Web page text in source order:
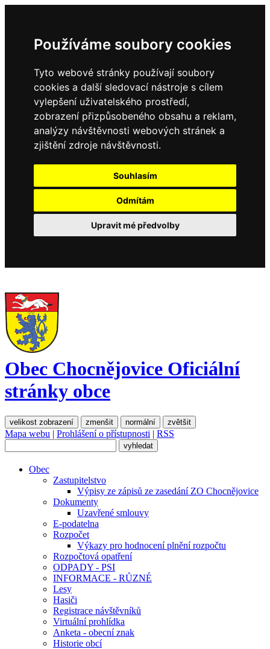
Používáme soubory cookies
Tyto webové stránky používají soubory
cookies a další sledovací nástroje s cílem
vylepšení uživatelského prostředí,
zobrazení přizpůsobeného obsahu a reklam,
analýzy návštěvnosti webových stránek a
zjištění zdroje návštěvnosti.
Souhlasím
Odmítám
Upravit mé předvolby
Obec Chocnějovice Oficiální
stránky obce
velikost zobrazení zmenšit normální zvětšit
Mapa webu | Prohlášení o přístupnosti | RSS
Domů
Kontakty
Úřední deska
Obec
Zastupitelstvo
Výpisy ze zápisů ze zasedání ZO Chocnějovice
Dokumenty
Uzavřené smlouvy
E-podatelna
Rozpočet
Výkazy pro hodnocení plnění rozpočtu
Rozpočtová opatření
ODPADY - PSI
INFORMACE - RŮZNÉ
Lesy
Hasiči
Registrace návštěvníků
Virtuální prohlídka
Anketa - obecní znak
Historie obcí